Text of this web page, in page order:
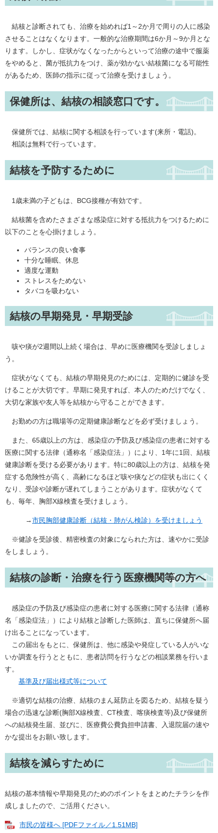
結核と診断されても、治療を始めれば1～2か月で周りの人に感染
させることはなくなります。一般的な治療期間は6か月～9か月とな
ります。しかし、症状がなくなったからといって治療の途中で服薬
をやめると、菌が抵抗力をつけ、薬が効かない結核菌になる可能性
があるため、医師の指示に従って治療を受けましょう。
保健所は、結核の相談窓口です。
保健所では、結核に関する相談を行っています(来所・電話)。
相談は無料で行っています。
結核を予防するために
1歳未満の子どもは、BCG接種が有効です。
結核菌を含めたさまざまな感染症に対する抵抗力をつけるために
以下のことを心掛けましょう。
バランスの良い食事
十分な睡眠、休息
適度な運動
ストレスをためない
タバコを吸わない
結核の早期発見・早期受診
咳や痰が2週間以上続く場合は、早めに医療機関を受診しましょ
う。
症状がなくても、結核の早期発見のためには、定期的に健診を受
けることが大切です。早期に発見すれば、本人のためだけでなく、
大切な家族や友人等を結核から守ることができます。
お勤めの方は職場等の定期健康診断などを必ず受けましょう。
また、65歳以上の方は、感染症の予防及び感染症の患者に対する
医療に関する法律（通称名「感染症法」）により、1年に1回、結核
健康診断を受ける必要があります。特に80歳以上の方は、結核を発
症する危険性が高く、高齢になるほど咳や痰などの症状も出にくく
なり、受診や診断が遅れてしまうことがあります。症状がなくて
も、毎年、胸部X線検査を受けましょう。
→市民胸部健康診断（結核・肺がん検診）を受けましょう
※健診を受診後、精密検査の対象になられた方は、速やかに受診
をしましょう。
結核の診断・治療を行う医療機関等の方へ
感染症の予防及び感染症の患者に対する医療に関する法律（通称
名「感染症法」）により結核と診断した医師は、直ちに保健所へ届
け出ることになっています。
この届出をもとに、保健所は、他に感染や発症している人がいな
いか調査を行うとともに、患者訪問を行うなどの相談業務を行いま
す。
基準及び届出様式等について
※適切な結核の治療、結核のまん延防止を図るため、結核を疑う
場合の迅速な診断(胸部X線検査、CT検査、喀痰検査等)及び保健所
への結核発生届、並びに、医療費公費負担申請書、入退院届の速や
かな提出をお願い致します。
結核を減らすために
結核の基本情報や早期発見のためのポイントをまとめたチラシを作
成しましたので、ご活用ください。
市民の皆様へ [PDFファイル／1.51MB]